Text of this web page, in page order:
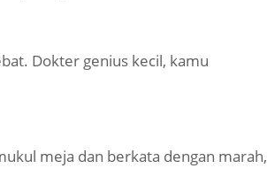
Dokter genius kecil, kamu
meja dan berkata dengan marah,